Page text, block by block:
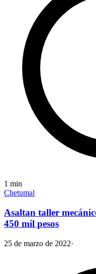
1 min
Chetumal
Asaltan taller
450 mil pesos
25 de marzo de 2022·